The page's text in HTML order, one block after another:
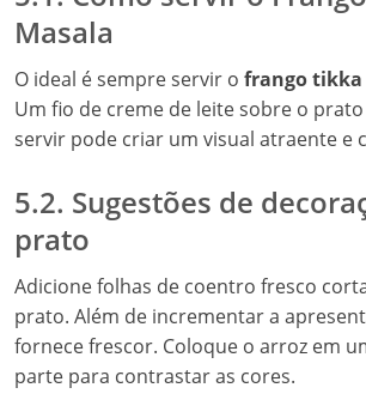
Masala
O ideal é sempre servir o frango tikka
Um fio de creme de leite sobre o
servir pode criar um visual atraente e
5.2. Sugestões de
prato
Adicione folhas de coentro fresco
prato. Além de incrementar a
fornece frescor. Coloque o arroz em
parte para contrastar as cores.